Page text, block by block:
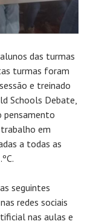
das turmas
turmas foram
e treinado
Schools Debate,
pensamento
em
a todas as
seguintes
redes sociais
nas aulas e